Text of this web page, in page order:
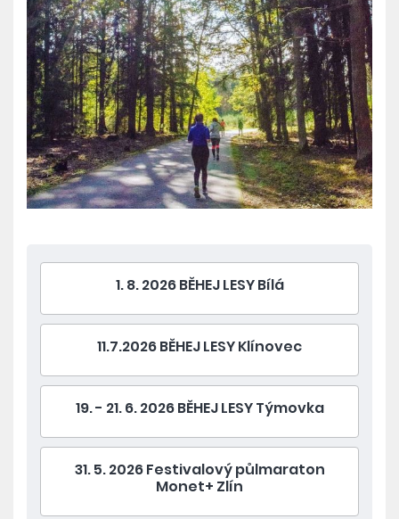
1. 8. 2026 BĚHEJ LESY Bílá
11.7.2026 BĚHEJ LESY Klínovec
19. - 21. 6. 2026 BĚHEJ LESY Týmovka
31. 5. 2026 Festivalový půlmaraton
Monet+ Zlín